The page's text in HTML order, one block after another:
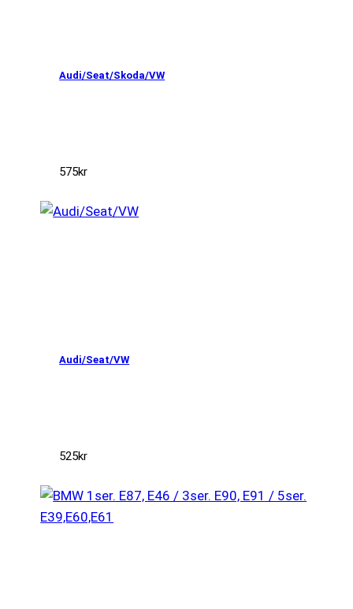
Audi/Seat/Skoda/VW
575kr
Audi/Seat/VW
525kr